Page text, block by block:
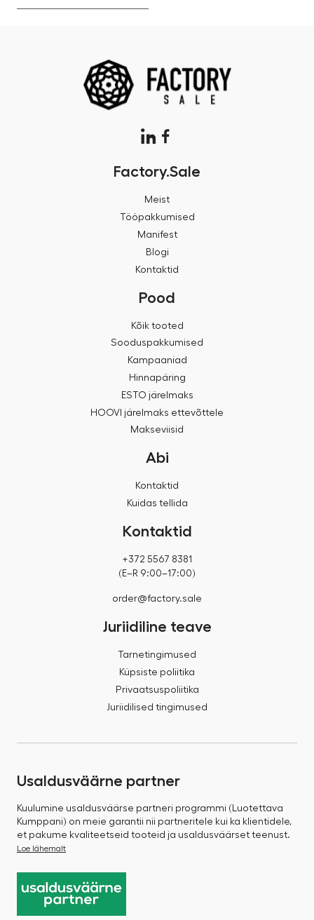
Factory.Sale
Meist
Tööpakkumised
Manifest
Blogi
Kontaktid
Pood
Kõik tooted
Sooduspakkumised
Kampaaniad
Hinnapäring
ESTO järelmaks
HOOVI järelmaks ettevõttele
Makseviisid
Abi
Kontaktid
Kuidas tellida
Kontaktid
+372 5567 8381
(E–R 9:00–17:00)
order@factory.sale
Juriidiline teave
Tarnetingimused
Küpsiste poliitika
Privaatsuspoliitika
Juriidilised tingimused
Usaldusväärne partner
Kuulumine usaldusväärse partneri programmi (Luotettava
Kumppani) on meie garantii nii partneritele kui ka klientidele,
et pakume kvaliteetseid tooteid ja usaldusväärset teenust.
Loe lähemalt